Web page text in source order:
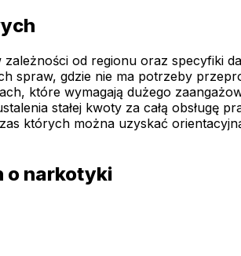
od regionu oraz specyfiki
spraw, gdzie nie ma potrzeby
które wymagają dużego
stałej kwoty za całą obsługę
których można uzyskać
o narkotyki